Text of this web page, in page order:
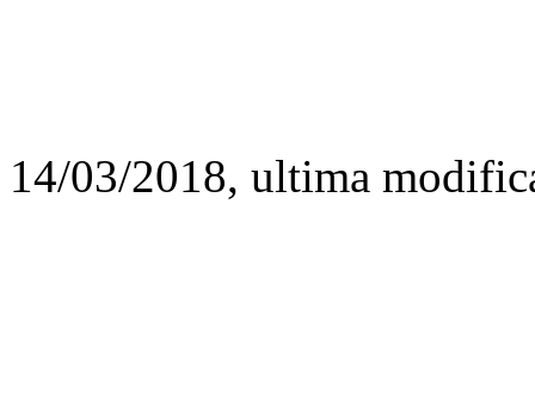
14/03/2018, ultima